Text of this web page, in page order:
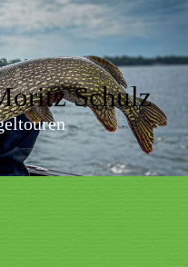
Schulz